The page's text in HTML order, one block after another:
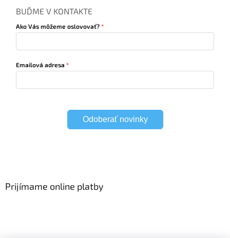
BUĎME V KONTAKTE
Ako Vás môžeme oslovovať?
Emailová adresa
Odoberať novinky
Prijímame online platby